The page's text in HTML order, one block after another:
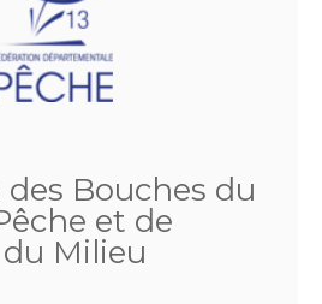
Bouches du
et de
Milieu